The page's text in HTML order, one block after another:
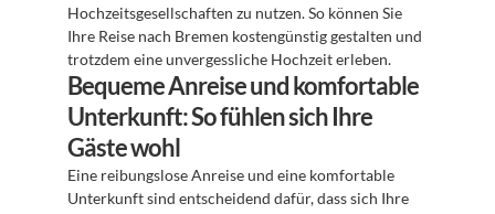
Hochzeitsgesellschaften zu nutzen. So können Sie
Ihre Reise nach Bremen kostengünstig gestalten und
trotzdem eine unvergessliche Hochzeit erleben.
Bequeme Anreise und komfortable
Unterkunft: So fühlen sich Ihre
Gäste wohl
Eine reibungslose Anreise und eine komfortable